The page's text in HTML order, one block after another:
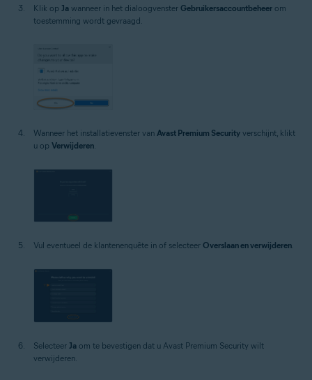
Klik op Ja wanneer in het dialoogvenster Gebruikersaccountbeheer om
toestemming wordt gevraagd.
Wanneer het installatievenster van Avast Premium Security verschijnt, klikt
u op Verwijderen
Vul eventueel de klantenenquête in of selecteer Overslaan en verwijderen
Selecteer Ja om te bevestigen dat u Avast Premium Security wilt
verwijderen.